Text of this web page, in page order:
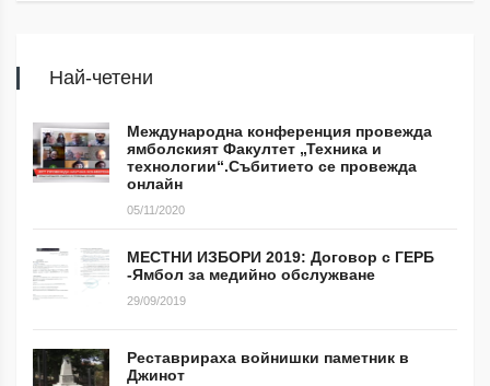
Най-четени
Международна конференция провежда
ямболският Факултет „Техника и
технологии“.Събитието се провежда
онлайн
05/11/2020
МЕСТНИ ИЗБОРИ 2019: Договор с ГЕРБ
-Ямбол за медийно обслужване
29/09/2019
Реставрираха войнишки паметник в
Джинот